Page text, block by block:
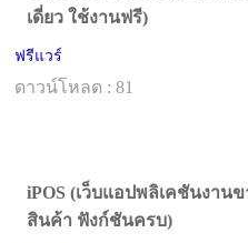
เดี่ยว ใช้งานฟรี)
ฟรีแวร์
ดาวน์โหลด : 81
iPOS (เว็บแอปพลิเคชันงาน
สินค้า ฟังก์ชันครบ)